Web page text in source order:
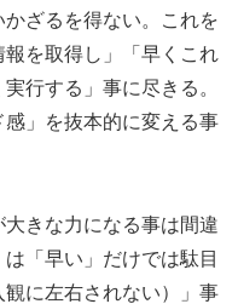
ざるを得ない。これを
を取得し」「早くこれ
行する」事に尽きる。
」を抜本的に変える事
きな力になる事は間違
「早い」だけでは駄目
に左右されない）」事